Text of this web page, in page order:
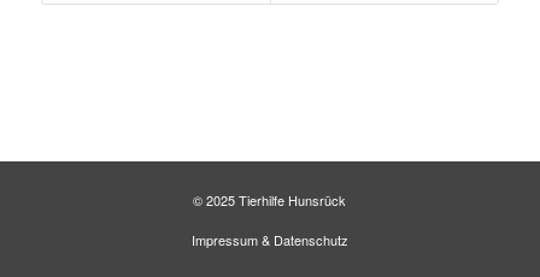
© 2025 Tierhilfe Hunsrück
Impressum& Datenschutz